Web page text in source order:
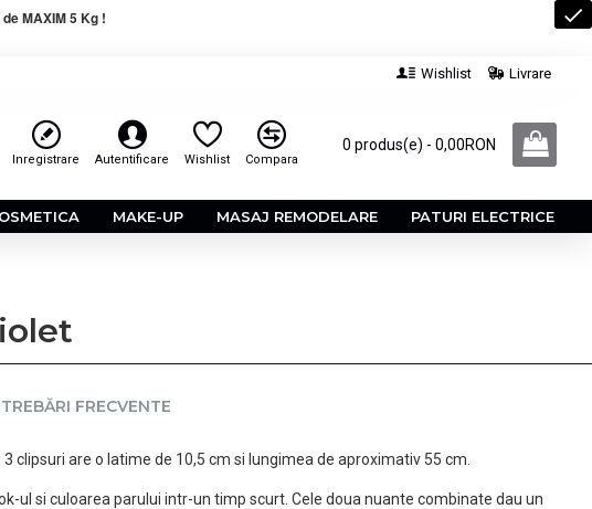
MAXIM 5 Kg !
Wishlist Livrare
Inregistrare Autentificare Wishlist Compara
0 produs(e) - 0,00RON
MAKE-UP MASAJ REMODELARE PATURI ELECTRICE
FRECVENTE
clipsuri are o latime de 10,5 cm si lungimea de aproximativ 55 cm.
ul si culoarea parului intr-un timp scurt. Cele doua nuante combinate dau un